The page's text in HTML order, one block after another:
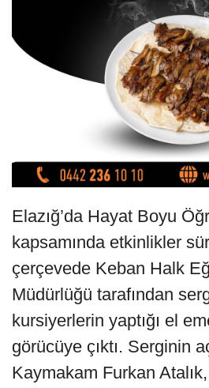
Elazığ’da Hayat Boyu
kapsamında etkinlikler
çerçevede Keban Halk
Müdürlüğü tarafından
kursiyerlerin yaptığı el
görücüye çıktı. Serginin
Kaymakam Furkan